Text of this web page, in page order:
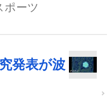
ポーツ
発表が波